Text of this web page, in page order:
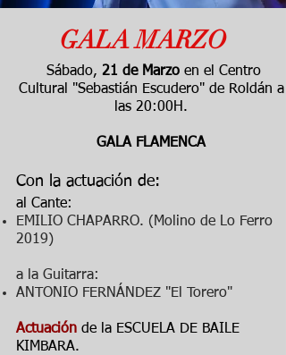
GALA MARZO
Sábado, 21 de Marzoen el Centro
Cultural "Sebastián Escudero" de Roldán a
las 20:00H.
GALA FLAMENCA
Con la actuación de:
al Cante:
EMILIO CHAPARRO. (Molino de Lo Ferro
2019)
a la Guitarra:
ANTONIO FERNÁNDEZ "El Torero"
Actuación ​de la ESCUELA DE BAILE
KIMBARA.